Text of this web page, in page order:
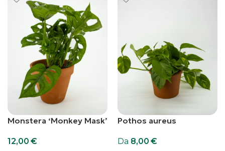
Monstera ‘Monkey Mask’
12,00 €
Pothos aureus
Da 8,00 €